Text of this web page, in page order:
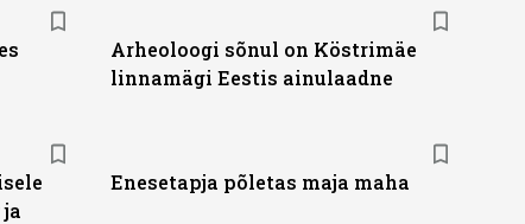
Arheoloogi sõnul on Köstrimäe
linnamägi Eestis ainulaadne
Enesetapja põletas maja maha